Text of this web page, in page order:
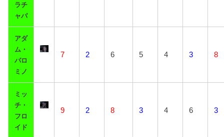
ラチ
ャバ
アダ
ム・
パロ
ミノ
7 2 6 5 4 3 8
ミッ
チ・
フロ
イド
9 2 8 3 4 6 3